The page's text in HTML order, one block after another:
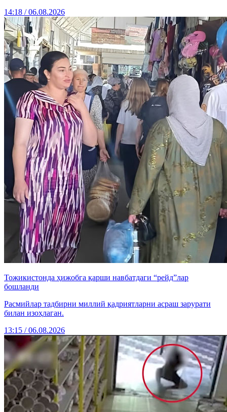
14:18 / 06.08.2026
Тожикистонда ҳижобга қарши навбатдаги “рейд”лар
бошланди
Расмийлар тадбирни миллий қадриятларни асраш зарурати
билан изоҳлаган.
13:15 / 06.08.2026